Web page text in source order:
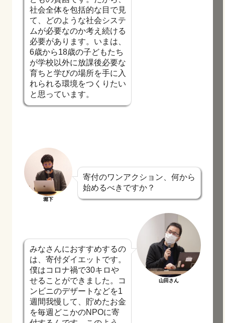
社会全体を包括的な目で見
て、どのような社会システ
ムが必要なのか考え続ける
必要があります。いまは、
6歳から18歳の子どもたち
が学校以外に放課後必要な
育ちと学びの場所を手に入
れられる環境をつくりたい
と思っています。
堀下
寄付のワンアクション、何から
始めるべきですか？
みなさんにおすすめするの
は、寄付ダイエットです。
僕はコロナ禍で30キロや
せることができました。コ
ンビニのデザートなどを1
週間我慢して、貯めたお金
を毎週どこかのNPOに寄
山田さん